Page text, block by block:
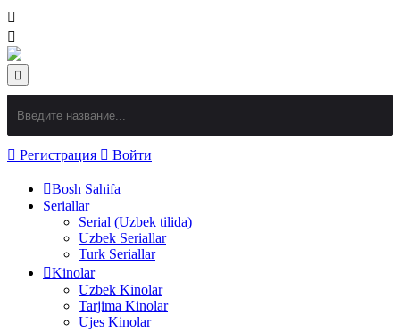
Регистрация Войти
Bosh Sahifa
Seriallar
Serial (Uzbek tilida)
Uzbek Seriallar
Turk Seriallar
Kinolar
Uzbek Kinolar
Tarjima Kinolar
Ujes Kinolar